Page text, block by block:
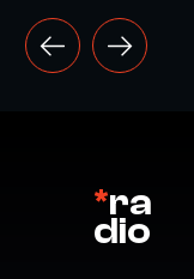
*ra
dio